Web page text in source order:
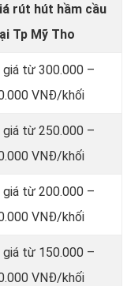
rút hút hầm cầu
Tp Mỹ Tho
từ 300.000 –
VNĐ/khối
từ 250.000 –
VNĐ/khối
từ 200.000 –
VNĐ/khối
từ 150.000 –
VNĐ/khối